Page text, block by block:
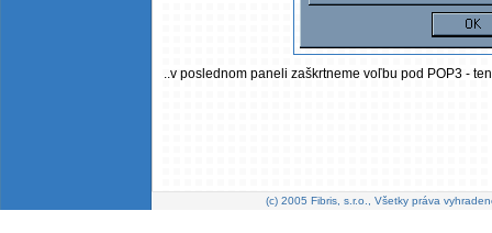
..v poslednom paneli zaškrtneme voľbu pod POP3 -
(c) 2005 Fibris, s.r.o., Všetky práva